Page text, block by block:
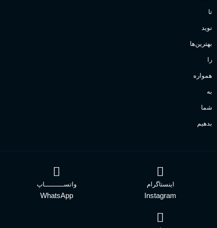
تا
نوید
بهترین‌ها
را
همواره
به
شما
بدهیم
اینستاگرام
Instagram
واتســــــــــاپ
WhatsApp